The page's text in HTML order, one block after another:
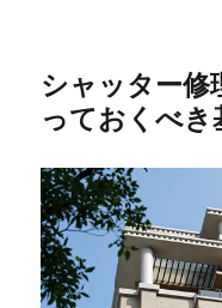
シャッター修
っておくべき